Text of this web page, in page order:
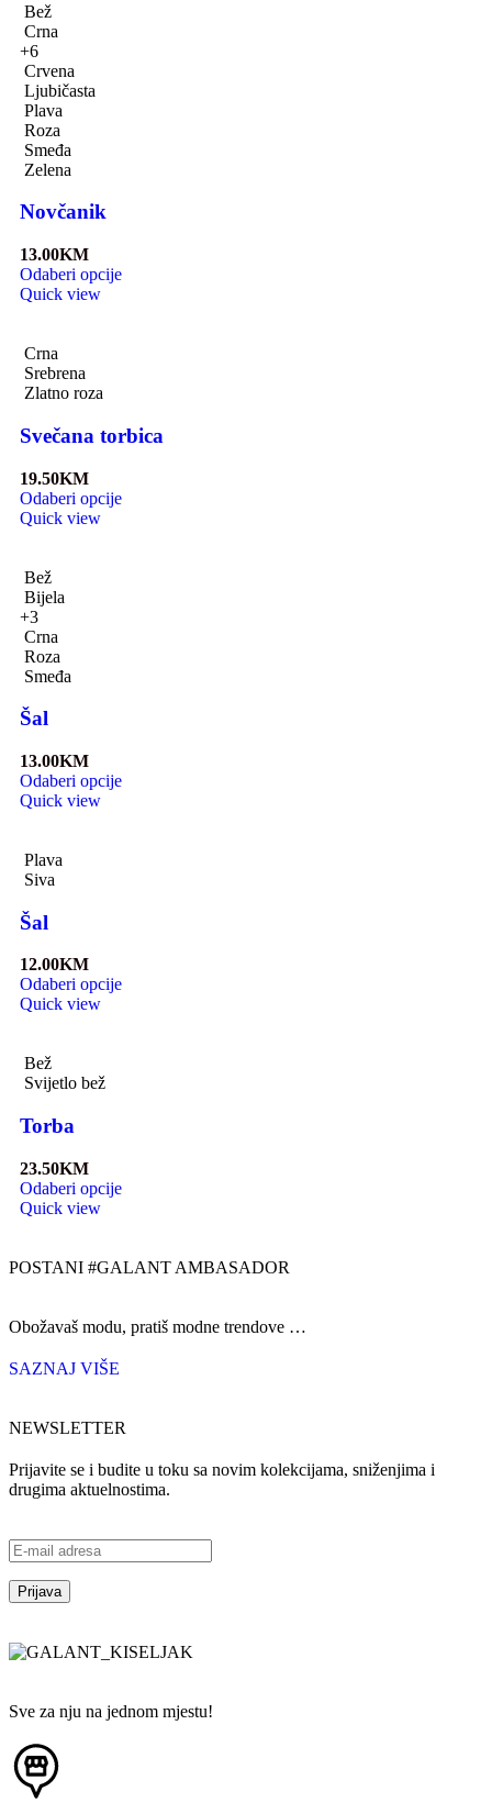
Bež
Crna
+6
Crvena
Ljubičasta
Plava
Roza
Smeđa
Zelena
Novčanik
13.00KM
Odaberi opcije
Quick view
Crna
Srebrena
Zlatno roza
Svečana torbica
19.50KM
Odaberi opcije
Quick view
Bež
Bijela
+3
Crna
Roza
Smeđa
Šal
13.00KM
Odaberi opcije
Quick view
Plava
Siva
Šal
12.00KM
Odaberi opcije
Quick view
Bež
Svijetlo bež
Torba
23.50KM
Odaberi opcije
Quick view
POSTANI #GALANT AMBASADOR
Obožavaš modu, pratiš modne trendove …
SAZNAJ VIŠE
NEWSLETTER
Prijavite se i budite u toku sa novim kolekcijama, sniženjima i
drugima aktuelnostima.
Sve za nju na jednom mjestu!